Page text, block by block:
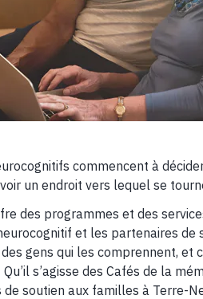
commencent à
un endroit vers lequel se
des programmes et des
et les partenaires de
gens qui les comprennent, et
s’agisse des Cafés de la
de soutien aux familles à Terre-